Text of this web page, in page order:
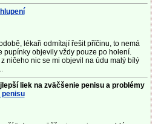
lékaři odmítají řešit příčinu, to nemá
pupínky objevily vždy pouze po holení.
ničeho nic se mi objevil na údu malý bílý
liek na zväčšenie penisu a problémy
penisu